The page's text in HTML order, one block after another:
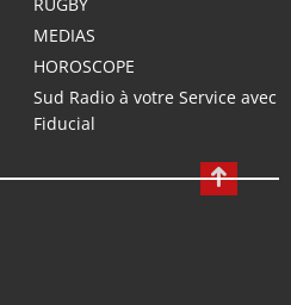
MEDIAS
HOROSCOPE
Sud Radio à votre Service avec
Fiducial